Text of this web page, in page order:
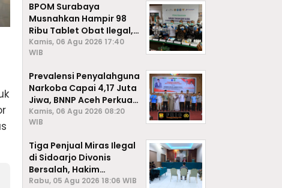
BPOM Surabaya
Musnahkan Hampir 98
Ribu Tablet Obat Ilegal,
Cegah Penyalahgunaan
di Kalangan Pelajar
Kamis, 06 Agu 2026 17:40
WIB
Prevalensi Penyalahguna
Narkoba Capai 4,17 Juta
Jiwa, BNNP Aceh Perkuat
P4GN di Subulussalam
Kamis, 06 Agu 2026 08:20
WIB
Tiga Penjual Miras Ilegal
di Sidoarjo Divonis
Bersalah, Hakim
Jatuhkan Denda hingga
Rabu, 05 Agu 2026 18:06 WIB